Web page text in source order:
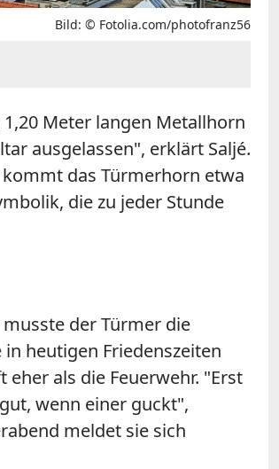
Bild: © Fotolia.com/photofranz56
Meter langen Metallhorn
ausgelassen", erklärt Saljé.
das Türmerhorn etwa
die zu jeder Stunde
der Türmer die
heutigen Friedenszeiten
als die Feuerwehr. "Erst
wenn einer guckt",
meldet sie sich